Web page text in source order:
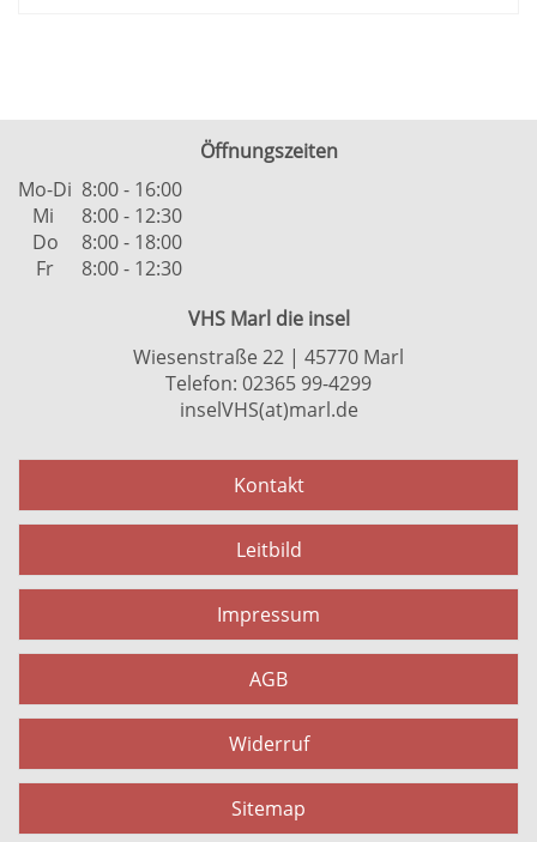
Öffnungszeiten
Mo-Di 8:00 - 16:00
Mi
8:00 - 12:30
Do
8:00 - 18:00
Fr
8:00 - 12:30
VHS Marl die insel
Wiesenstraße 22 | 45770 Marl
Telefon: 02365 99-4299
inselVHS(at)marl.de
Kontakt
Leitbild
Impressum
AGB
Widerruf
Sitemap